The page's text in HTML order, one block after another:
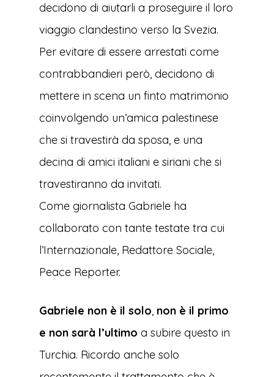
decidono di aiutarli a proseguire il loro
viaggio clandestino verso la Svezia.
Per evitare di essere arrestati come
contrabbandieri però, decidono di
mettere in scena un finto matrimonio
coinvolgendo un’amica palestinese
che si travestirà da sposa, e una
decina di amici italiani e siriani che si
travestiranno da invitati.
Come giornalista Gabriele ha
collaborato con tante testate tra cui
l’Internazionale, Redattore Sociale,
Peace Reporter.
Gabriele non è il solo, non è il primo
e non sarà l’ultimo a subire questo in
Turchia. Ricordo anche solo